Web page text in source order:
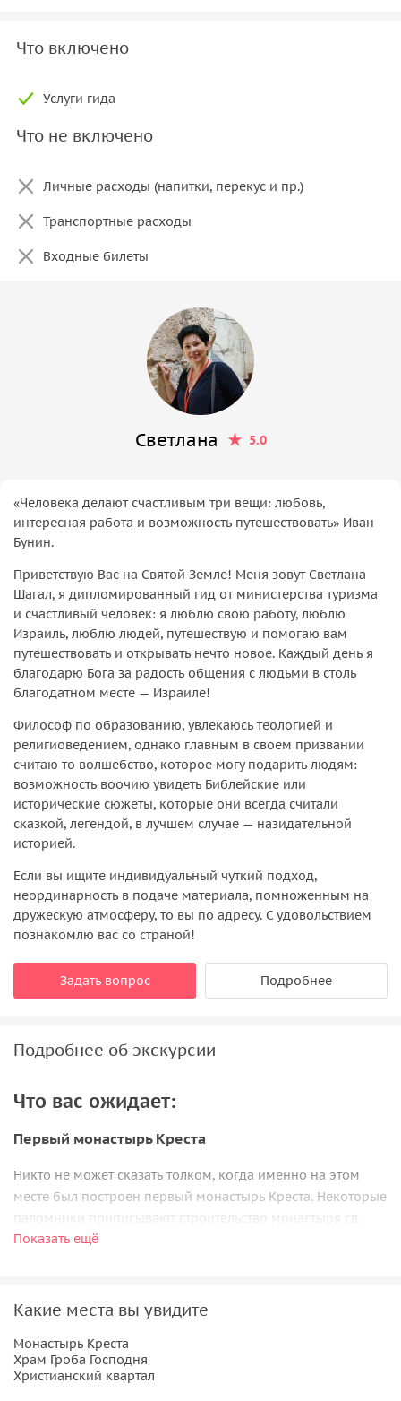
Что включено
Услуги гида
Что не включено
Личные расходы (напитки, перекус и пр.)
Транспортные расходы
Входные билеты
Светлана 5.0
«Человека делают счастливым три вещи: любовь,
интересная работа и возможность путешествовать» Иван
Бунин.
Приветствую Вас на Святой Земле! Меня зовут Светлана
Шагал, я дипломированный гид от министерства туризма
и счастливый человек: я люблю свою работу, люблю
Израиль, люблю людей, путешествую и помогаю вам
путешествовать и открывать нечто новое. Каждый день я
благодарю Бога за радость общения с людьми в столь
благодатном месте — Израиле!
Философ по образованию, увлекаюсь теологией и
религиоведением, однако главным в своем призвании
считаю то волшебство, которое могу подарить людям:
возможность воочию увидеть Библейские или
исторические сюжеты, которые они всегда считали
сказкой, легендой, в лучшем случае — назидательной
историей.
Если вы ищите индивидуальный чуткий подход,
неординарность в подаче материала, помноженным на
дружескую атмосферу, то вы по адресу. С удовольствием
познакомлю вас со страной!
Задать вопрос Подробнее
Подробнее об экскурсии
Что вас ожидает:
Первый монастырь Креста
Никто не может сказать толком, когда именно на этом
месте был построен первый монастырь Креста. Некоторые
паломники приписывают строительство монастыря св.
равноапостольной царице Елене. Что, впрочем, вряд ли:
сложим все церкви и монастыри, которые якобы
строительство не хватило бы царской казны.
Сын Елены, Константин Великий, подарил впоследствии
Показать ещё
Какие места вы увидите
Монастырь Креста
Храм Гроба Господня
Христианский квартал